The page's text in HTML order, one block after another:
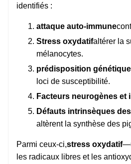
identifiés :
attaque auto-immune
Stress oxydatifaltérer la
mélanocytes.
prédisposition génétique
loci de susceptibilité.
Facteurs neurogènes et
Défauts intrinsèques
altèrent la synthèse des
Parmi ceux-ci,stress oxydatif
les radicaux libres et les